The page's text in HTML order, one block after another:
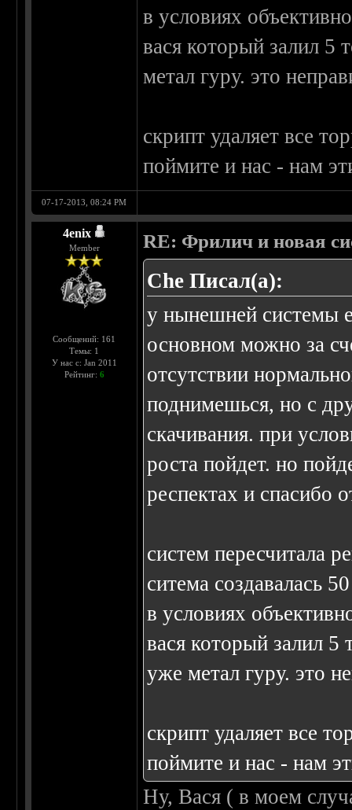
в условиях
вася который залил 5
метал гуру. это
скрипт удаляет все
поймите и нас - нам
07-17-2013, 08:24 PM
4enix
Member
Сообщений: 161
Темы: 1
У нас с: Jan 2011
Рейтинг: 6
RE: Фрилич и новая
Che Писал(а):
у нынешней системы
основном можно за
отсутствии
поднимешься, но с
скачивания. при
роста пойдет. но
респектах и спасибо
систем пересчитала
ситема создавалась
в условиях
вася который залил 5
уже метал гуру. это
скрипт удаляет все
поймите и нас - нам
Ну, Вася ( в моем